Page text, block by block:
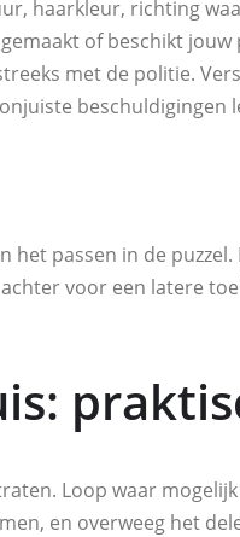
haarkleur, richting
of beschikt
met de politie.
beschuldigingen
het passen in de
voor een latere
Loop waar
en overweeg het